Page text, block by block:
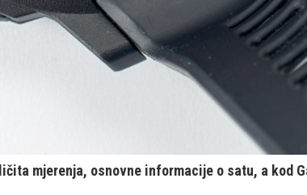
mjerenja, osnovne informacije o satu, a kod